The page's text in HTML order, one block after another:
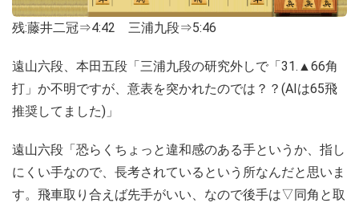
残:藤井二冠⇒4:42 三浦九段⇒5:46
遠山六段、本田五段「三浦九段の研究外しで「31.▲66角
打」か不明ですが、意表を突かれたのでは？？(AIは65飛
推奨してました)」
遠山六段「恐らくちょっと違和感のある手というか、指し
にくい手なので、長考されているという所なんだと思いま
す。飛車取り合えば先手がいい、なので後手は▽同角と取